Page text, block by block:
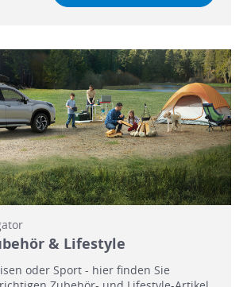
& Lifestyle
oder Sport - hier finden Sie